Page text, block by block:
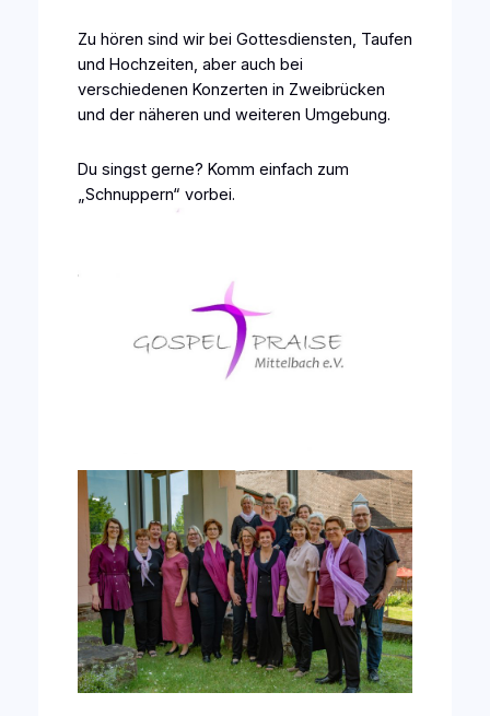
Zu hören sind wir bei Gottesdiensten, Taufen
und Hochzeiten, aber auch bei
verschiedenen Konzerten in Zweibrücken
und der näheren und weiteren Umgebung.
Du singst gerne? Komm einfach zum
„Schnuppern“ vorbei.